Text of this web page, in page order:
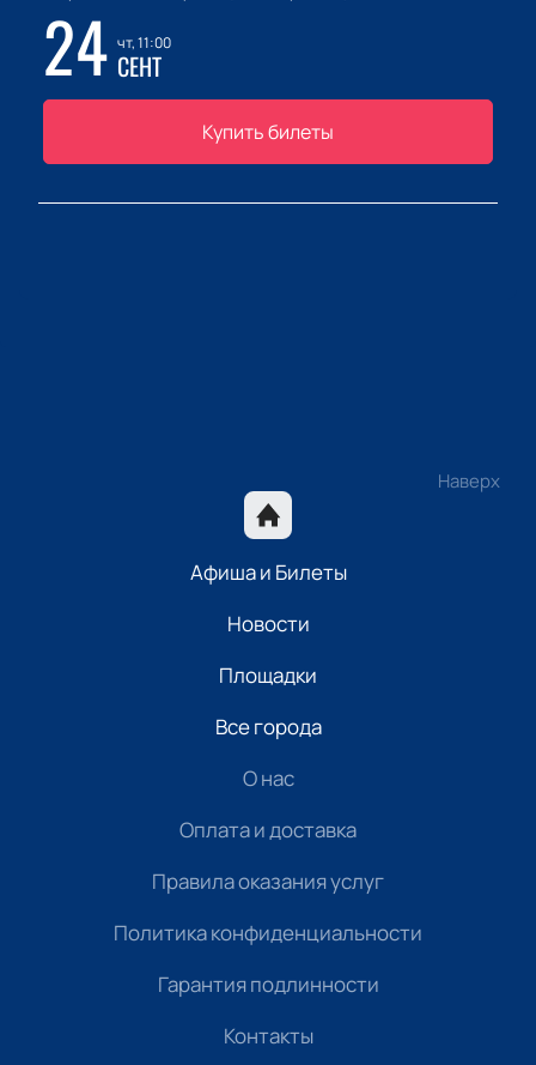
24 чт, 11:00
СЕНТ
Купить билеты
Наверх
Афиша и Билеты
Новости
Площадки
Все города
О нас
Оплата и доставка
Правила оказания услуг
Политика конфиденциальности
Гарантия подлинности
Контакты